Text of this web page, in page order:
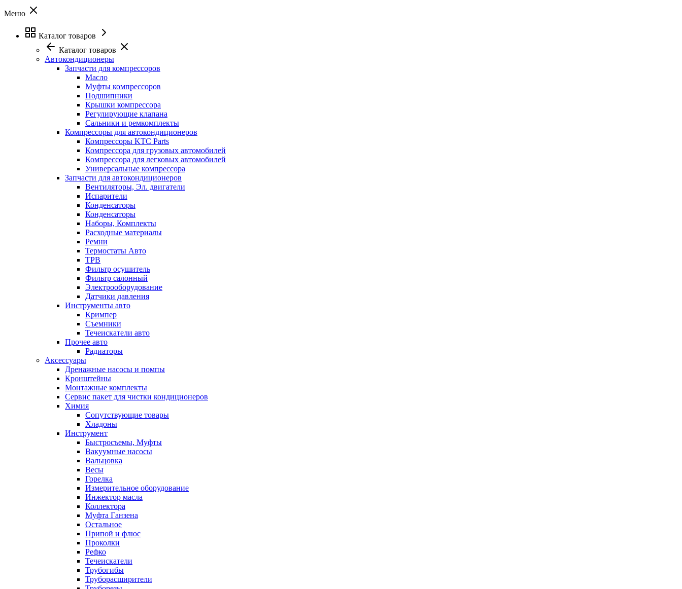
Меню
Каталог товаров
Каталог товаров
Автокондиционеры
Запчасти для компрессоров
Масло
Муфты компрессоров
Подшипники
Крышки компрессора
Регулирующие клапана
Сальники и ремкомплекты
Компрессоры для автокондиционеров
Компрессоры KTC Parts
Компрессора для грузовых автомобилей
Компрессора для легковых автомобилей
Универсальные компрессора
Запчасти для автокондиционеров
Вентиляторы, Эл. двигатели
Испарители
Конденсаторы
Конденсаторы
Наборы, Комплекты
Расходные материалы
Ремни
Термостаты Авто
ТРВ
Фильтр осушитель
Фильтр салонный
Электрооборудование
Датчики давления
Инструменты авто
Кримпер
Съемники
Течеискатели авто
Прочее авто
Радиаторы
Аксессуары
Дренажные насосы и помпы
Кронштейны
Монтажные комплекты
Сервис пакет для чистки кондиционеров
Химия
Сопутствующие товары
Хладоны
Инструмент
Быстросъемы, Муфты
Вакуумные насосы
Вальцовка
Весы
Горелка
Измерительное оборудование
Инжектор масла
Коллектора
Муфта Ганзена
Остальное
Припой и флюс
Проколки
Рефко
Течеискатели
Трубогибы
Труборасширители